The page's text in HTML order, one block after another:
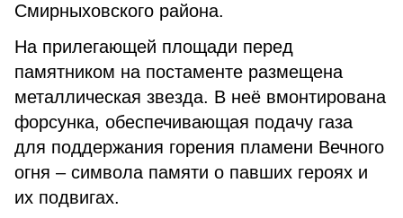
Смирныховского района.
На прилегающей площади перед
памятником на постаменте размещена
металлическая звезда. В неё вмонтирована
форсунка, обеспечивающая подачу газа
для поддержания горения пламени Вечного
огня – символа памяти о павших героях и
их подвигах.